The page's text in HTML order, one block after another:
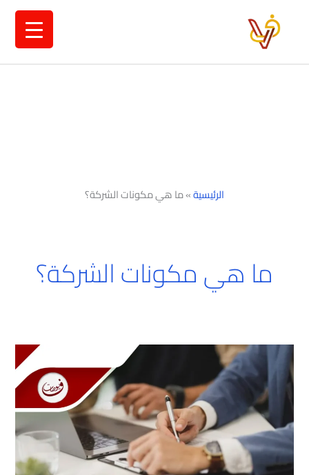
الرئيسية»ما هي مكونات الشركة؟
ما هي مكونات الشركة؟
أساسيات
تأسيس
الشركات
في
مصر
دليل
شامل